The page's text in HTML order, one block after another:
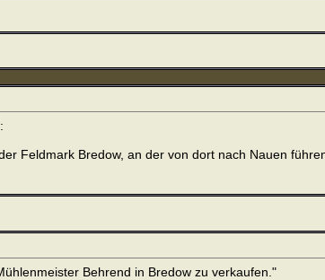
Feldmark Bredow, an der von dort nach Nauen
Behrend in Bredow zu verkaufen."